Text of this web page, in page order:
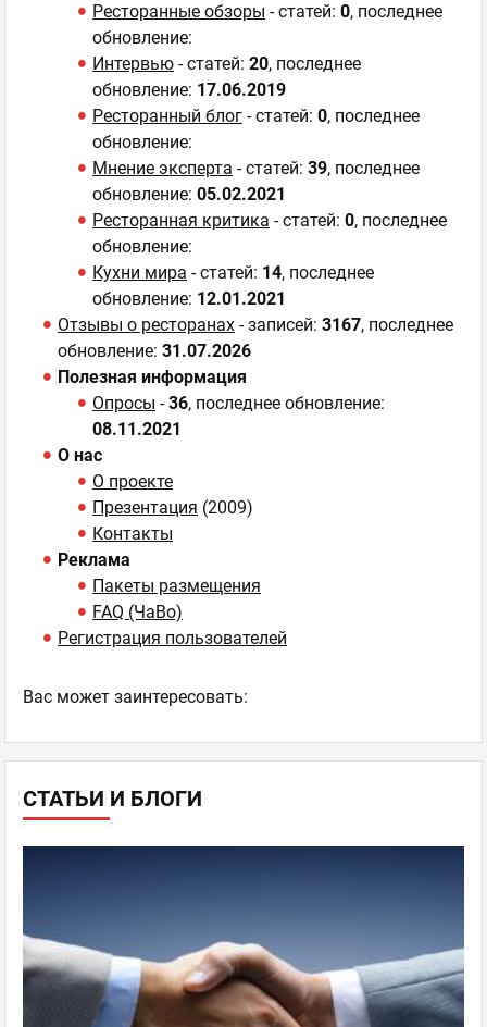
СТАТЬИ И БЛОГИ
Ресторанные обзоры - статей: 0, последнее
обновление:
Интервью - статей: 20, последнее
обновление: 17.06.2019
Ресторанный блог - статей: 0, последнее
обновление:
Мнение эксперта - статей: 39, последнее
обновление: 05.02.2021
Ресторанная критика - статей: 0, последнее
обновление:
Кухни мира - статей: 14, последнее
обновление: 12.01.2021
Отзывы о ресторанах - записей: 3167, последнее
обновление: 31.07.2026
Полезная информация
Опросы -36, последнее обновление:
08.11.2021
О нас
О проекте
Презентация (2009)
Контакты
Реклама
Пакеты размещения
FAQ (ЧаВо)
Регистрация пользователей
Ваc может заинтересовать: